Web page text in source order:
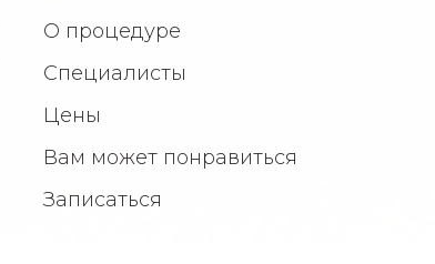
О процедуре
Специалисты
Цены
Вам может понравиться
Записаться